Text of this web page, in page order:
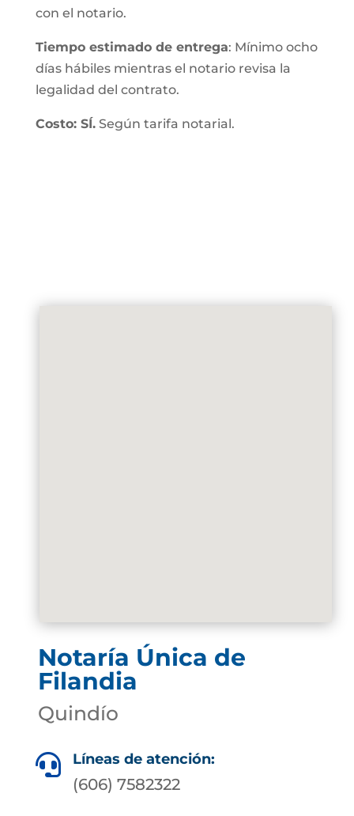
con el notario.
Tiempo estimado de entrega: Mínimo ocho
días hábiles mientras el notario revisa la
legalidad del contrato.
Costo: SÍ.Según tarifa notarial.
Notaría Única de
Filandia
Quindío
 Líneas de atención:
(606) 7582322